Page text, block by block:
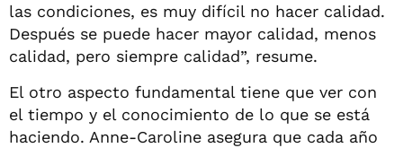
las condiciones, es muy difícil no hacer calidad.
Después se puede hacer mayor calidad, menos
calidad, pero siempre calidad”, resume.
El otro aspecto fundamental tiene que ver con
el tiempo y el conocimiento de lo que se está
haciendo. Anne-Caroline asegura que cada año